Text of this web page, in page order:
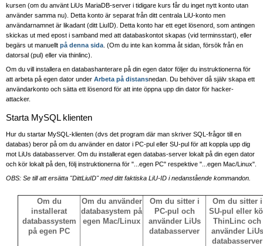
kursen (om du använt LiUs MariaDB-server i tidigare kurs får du inget nytt konto utan
använder samma nu). Detta konto är separat från ditt centrala LiU-konto men
användarnamnet är likadant (ditt LiuID). Detta konto har ett eget lösenord, som antingen
skickas ut med epost i samband med att databaskontot skapas (vid terminsstart), eller
begärs ut manuellt på denna sida . (Om du inte kan komma åt sidan, försök från en
datorsal (pul) eller via thinlinc).
Om du vill installera en databashanterare på din egen dator följer du instruktionerna för
att arbeta på egen dator under Arbeta på distansnedan. Du behöver då själv skapa ett
användarkonto och sätta ett lösenord för att inte öppna upp din dator för hacker-
attacker.
Starta MySQL klienten
Hur du startar MySQL-klienten (dvs det program där man skriver SQL-frågor till en
databas) beror på om du använder en dator i PC-pul eller SU-pul för att koppla upp dig
mot LiUs databasserver. Om du installerat egen databas-server lokalt på din egen dator
och kör lokalt på den, följ instruktionerna för "...egen PC" respektive "...egen Mac/Linux".
OBS: Se till att ersätta "DittLiuID" med ditt faktiska LiU-ID i nedanstående kommandon.
Om du
installerat
databassystem
på egen PC
Om du använder
databasystem på
egen Mac/Linux
Om du sitter i
PC-pul och
använder LiUs
databasserver
Om du sitter i
SU-pul eller
ThinLinc och
använder LiUs
databasserver